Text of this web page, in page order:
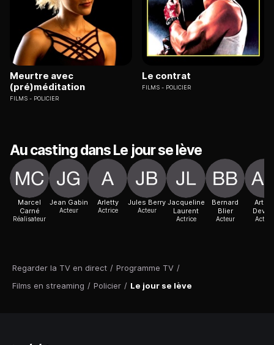
Regarder la TV en direct / Programme TV /
Films en streaming / Policier / Le jour se lève
Meurtre avec
(pré)méditation
FILMS POLICIER
Le contrat
FILMS POLICIER
Au casting dans Le jour se lève
Marcel
Carné
Réalisateur
Jean Gabin
Acteur
Arletty
Actrice
Jules Berry
Acteur
Jacqueline
Laurent
Actrice
Bernard
Blier
Acteur
Arthur
Acteur